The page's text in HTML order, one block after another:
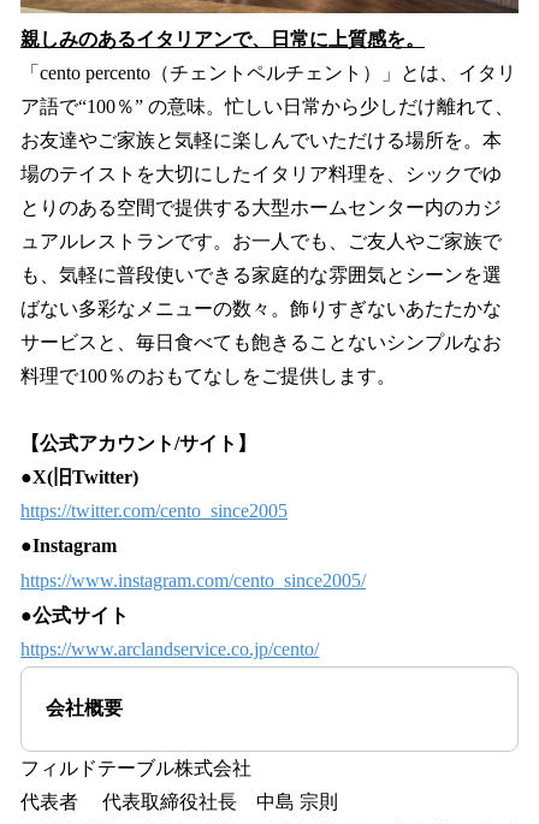
親しみのあるイタリアンで、日常に上質感を。
「cento percento（チェントペルチェント）」とは、イタリ
ア語で“100％” の意味。忙しい日常から少しだけ離れて、
お友達やご家族と気軽に楽しんでいただける場所を。本
場のテイストを大切にしたイタリア料理を、シックでゆ
とりのある空間で提供する大型ホームセンター内のカジ
ュアルレストランです。お一人でも、ご友人やご家族で
も、気軽に普段使いできる家庭的な雰囲気とシーンを選
ばない多彩なメニューの数々。飾りすぎないあたたかな
サービスと、毎日食べても飽きることないシンプルなお
料理で100％のおもてなしをご提供します。
【公式アカウント/サイト】
●X(旧Twitter)
https://twitter.com/cento_since2005
●Instagram
https://www.instagram.com/cento_since2005/
●公式サイト
https://www.arclandservice.co.jp/cento/
会社概要
フィルドテーブル株式会社
代表者 代表取締役社長 中島 宗則